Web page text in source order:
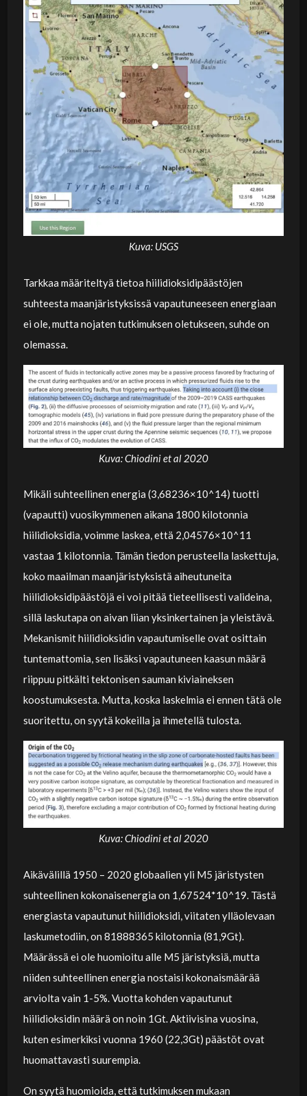
Kuva: USGS
Tarkkaa määriteltyä tietoa hiilidioksidipäästöjen
suhteesta maanjäristyksissä vapautuneeseen energiaan
ei ole, mutta nojaten tutkimuksen oletukseen, suhde on
olemassa.
Kuva: Chiodini et al 2020
Mikäli suhteellinen energia (3,68236×10^14) tuotti
(vapautti) vuosikymmenen aikana 1800 kilotonnia
hiilidioksidia, voimme laskea, että 2,04576×10^11
vastaa 1 kilotonnia. Tämän tiedon perusteella laskettuja,
koko maailman maanjäristyksistä aiheutuneita
hiilidioksidipäästöjä ei voi pitää tieteellisesti valideina,
sillä laskutapa on aivan liian yksinkertainen ja yleistävä.
Mekanismit hiilidioksidin vapautumiselle ovat osittain
tuntemattomia, sen lisäksi vapautuneen kaasun määrä
riippuu pitkälti tektonisen sauman kiviaineksen
koostumuksesta. Mutta, koska laskelmia ei ennen tätä ole
suoritettu, on syytä kokeilla ja ihmetellä tulosta.
Kuva: Chiodini et al 2020
Aikävälillä 1950 – 2020 globaalien yli M5 järistysten
suhteellinen kokonaisenergia on 1,67524*10^19. Tästä
energiasta vapautunut hiilidioksidi, viitaten ylläolevaan
laskumetodiin, on 81888365 kilotonnia (81,9Gt).
Määrässä ei ole huomioitu alle M5 järistyksiä, mutta
niiden suhteellinen energia nostaisi kokonaismäärää
arviolta vain 1-5%. Vuotta kohden vapautunut
hiilidioksidin määrä on noin 1Gt. Aktiivisina vuosina,
kuten esimerkiksi vuonna 1960 (22,3Gt) päästöt ovat
huomattavasti suurempia.
On syytä huomioida, että tutkimuksen mukaan